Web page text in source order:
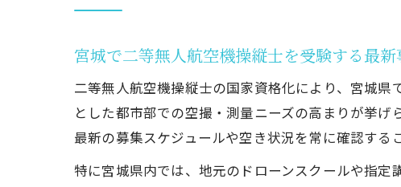
宮城で二等無人航空機操縦士を受験する最新
二等無人航空機操縦士の国家資格化により、宮城
とした都市部での空撮・測量ニーズの高まりが挙げ
最新の募集スケジュールや空き状況を常に確認する
特に宮城県内では、地元のドローンスクールや指